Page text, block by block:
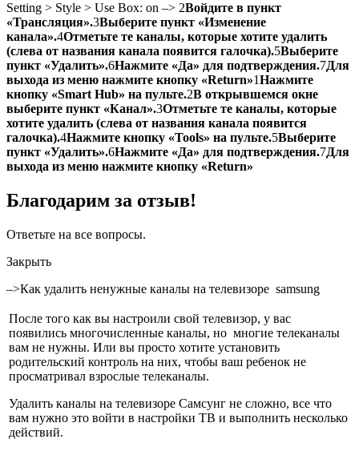
Setting > Style > Use Box: on –> 2Войдите в пункт
«Трансляция».3Выберите пункт «Изменение
канала».4Отметьте те каналы, которые хотите удалить
(слева от названия канала появится галочка).5Выберите
пункт «Удалить».6Нажмите «Да» для подтверждения.7Для
выхода из меню нажмите кнопку «Return»1Нажмите
кнопку «Smart Hub» на пульте.2В открывшемся окне
выберите пункт «Канал».3Отметьте те каналы, которые
хотите удалить (слева от названия канала появится
галочка).4Нажмите кнопку «Tools» на пульте.5Выберите
пункт «Удалить».6Нажмите «Да» для подтверждения.7Для
выхода из меню нажмите кнопку «Return»
Благодарим за отзыв!
Ответьте на все вопросы.
Закрыть
–>Как удалить ненужные каналы на телевизоре samsung
После того как вы настроили свой телевизор, у вас
появились многочисленные каналы, но многие телеканалы
вам не нужны. Или вы просто хотите установить
родительский контроль на них, чтобы ваш ребенок не
просматривал взрослые телеканалы.
Удалить каналы на телевизоре Самсунг не сложно, все что
вам нужно это войти в настройки ТВ и выполнить несколько
действий.